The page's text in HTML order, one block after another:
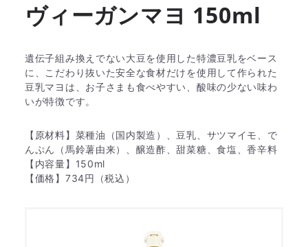
ヴィーガンマヨ 150ml
遺伝子組み換えでない大豆を使用した特濃豆乳をベース
に、こだわり抜いた安全な食材だけを使用して作られた
豆乳マヨは、お子さまも食べやすい、酸味の少ない味わ
いが特徴です。
【原材料】菜種油（国内製造）、豆乳、サツマイモ、で
んぷん（馬鈴薯由来）、醸造酢、甜菜糖、食塩、香辛料
【内容量】150ml
【価格】734円（税込）